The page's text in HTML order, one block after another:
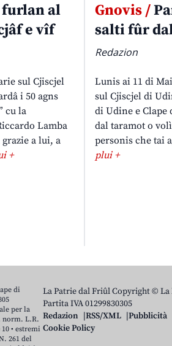
al
e vîf
sul Cjiscjel
i 50 agns
cu la
Lamba
a lui, a
+
Gnovis /
salti fûr
Redazion
Lunis ai 11 di
sul Cjiscjel di
di Udine e Clape
dal taramot o
personis che tai
plui +
La Patrie dal Friûl Copyright ©
Partita IVA 01299830305
Redazion
RSS/XML Pubblicità
Cookie Policy
di
per la
norm. L.R.
• estremi
261 del